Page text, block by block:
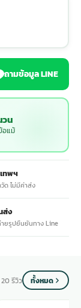
ถามข้อมูล LINE
วน
อแม้
ทพฯ
ด ไม่มีค่าส่ง
ส่ง
ยรูปยืนยันทาง Line
รีวิว ทั้งหมด